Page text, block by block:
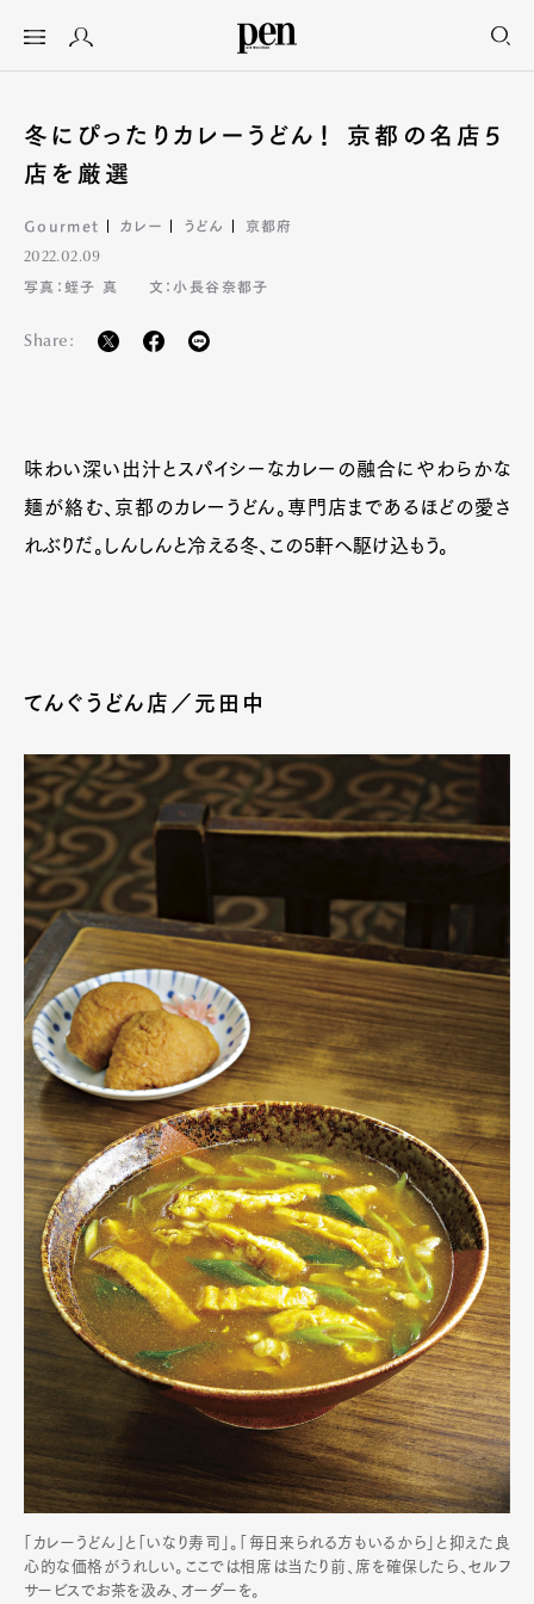
冬にぴったりカレーうどん！ 京都の名店5
店を厳選
Gourmet カレー うどん 京都府
2022.02.09
写真：蛭子 真
文：小長谷奈都子
Share:
味わい深い出汁とスパイシーなカレーの融合にやわらかな
麺が絡む、京都のカレーうどん。専門店まであるほどの愛さ
れぶりだ。しんしんと冷える冬、この5軒へ駆け込もう。
てんぐうどん店／元田中
「カレーうどん」と「いなり寿司」。「毎日来られる方もいるから」と抑えた良
心的な価格がうれしい。ここでは相席は当たり前、席を確保したら、セルフ
サービスでお茶を汲み、オーダーを。